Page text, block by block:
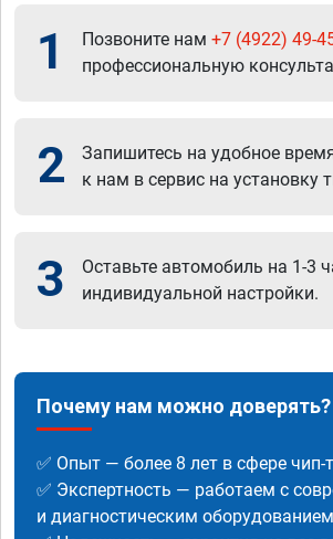
1 Позвоните нам +7 (4922) 49-
профессиональную
2
Запишитесь на удобное
к нам в сервис на установку
3
Оставьте автомобиль на 1-3
индивидуальной настройки.
Почему нам можно доверять?
✅ Опыт — более 8 лет в сфере чип-
✅ Экспертность — работаем с
и диагностическим